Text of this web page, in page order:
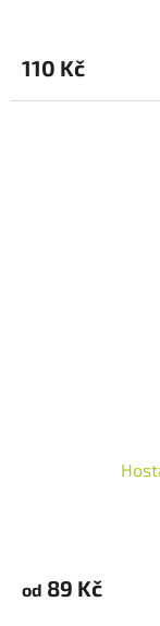
110 Kč
od 89 Kč